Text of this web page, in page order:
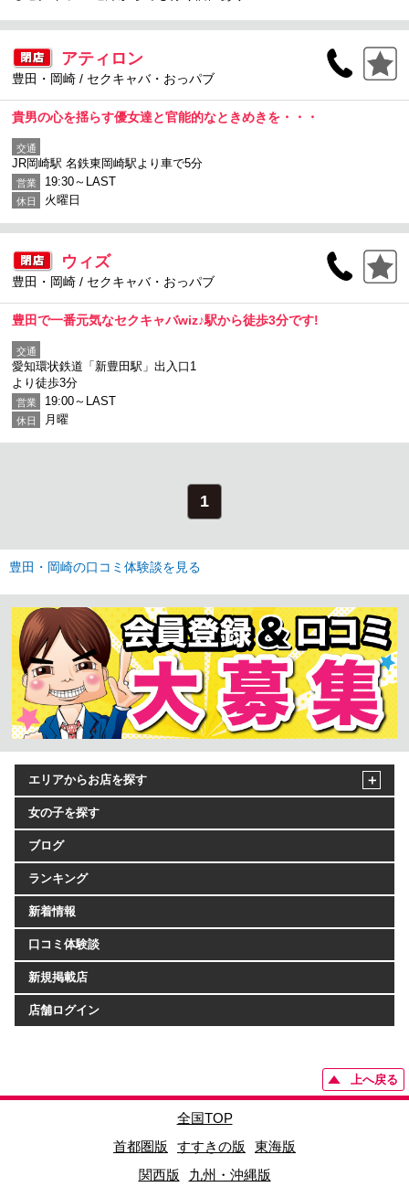
アティロン
豊田・岡崎 / セクキャバ・おっパブ
貴男の心を揺らす優女達と官能的なときめきを・・・
交通
JR岡崎駅 名鉄東岡崎駅より車で5分
営業 19:30～LAST
休日 火曜日
ウィズ
豊田・岡崎 / セクキャバ・おっパブ
豊田で一番元気なセクキャバwiz♪駅から徒歩3分です!
交通
愛知環状鉄道「新豊田駅」出入口1
より徒歩3分
営業 19:00～LAST
休日 月曜
1
豊田・岡崎の口コミ体験談を見る
エリアからお店を探す
女の子を探す
ブログ
ランキング
新着情報
口コミ体験談
新規掲載店
店舗ログイン
上へ戻る
全国TOP
首都圏版
すすきの版
東海版
関西版
九州・沖縄版